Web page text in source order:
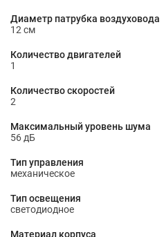
Диаметр патрубка воздуховода
12 cм
Количество двигателей
1
Количество скоростей
2
Максимальный уровень шума
56 дБ
Тип управления
механическое
Тип освещения
светодиодное
Материал корпуса